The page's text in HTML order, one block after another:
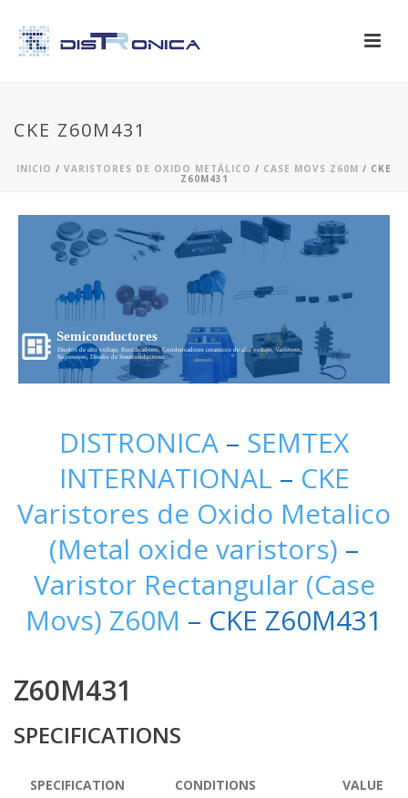
CKE Z60M431
INICIO / VARISTORES DE OXIDO METÁLICO / CASE MOVS Z60M / CKE
Z60M431
Semiconductores
Diodos de alto voltaje, Rectificadores, Condensadores ceramicos de alto voltaje, Varistores,
Supresores, Diseño de Semiconductores...
DISTRONICA – SEMTEX
INTERNATIONAL – CKE
Varistores de Oxido Metalico
(Metal oxide varistors) –
Varistor Rectangular (Case
Movs) Z60M – CKE Z60M431
Z60M431
SPECIFICATIONS
SPECIFICATION CONDITIONS VALUE